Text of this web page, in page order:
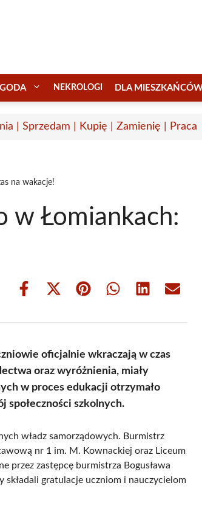
NEKROLOGI DLA
| Sprzedam | Kupię | Zamienię | Praca
na wakacje!
w Łomiankach:
Share
Share
(Twitter)
Share Share Share Share
oficjalnie wkraczają w czas
oraz wyróżnienia, miały
w proces edukacji otrzymało
społeczności szkolnych.
władz samorządowych. Burmistrz
nr 1 im. M. Kownackiej oraz Liceum
przez zastępcę burmistrza Bogusława
składali gratulacje uczniom i nauczycielom